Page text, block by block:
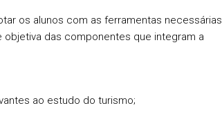
os alunos com as ferramentas necessárias
objetiva das componentes que integram a
ao estudo do turismo;